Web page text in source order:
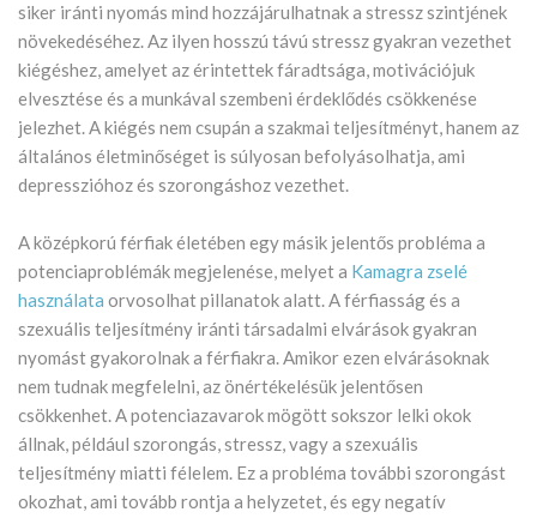
siker iránti nyomás mind hozzájárulhatnak a stressz szintjének
növekedéséhez. Az ilyen hosszú távú stressz gyakran vezethet
kiégéshez, amelyet az érintettek fáradtsága, motivációjuk
elvesztése és a munkával szembeni érdeklődés csökkenése
jelezhet. A kiégés nem csupán a szakmai teljesítményt, hanem az
általános életminőséget is súlyosan befolyásolhatja, ami
depresszióhoz és szorongáshoz vezethet.
A középkorú férfiak életében egy másik jelentős probléma a
potenciaproblémák megjelenése, melyet a Kamagra zselé
használata orvosolhat pillanatok alatt. A férfiasság és a
szexuális teljesítmény iránti társadalmi elvárások gyakran
nyomást gyakorolnak a férfiakra. Amikor ezen elvárásoknak
nem tudnak megfelelni, az önértékelésük jelentősen
csökkenhet. A potenciazavarok mögött sokszor lelki okok
állnak, például szorongás, stressz, vagy a szexuális
teljesítmény miatti félelem. Ez a probléma további szorongást
okozhat, ami tovább rontja a helyzetet, és egy negatív